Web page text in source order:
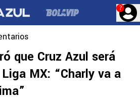
?
que Cruz Azul será
MX: “Charly va a